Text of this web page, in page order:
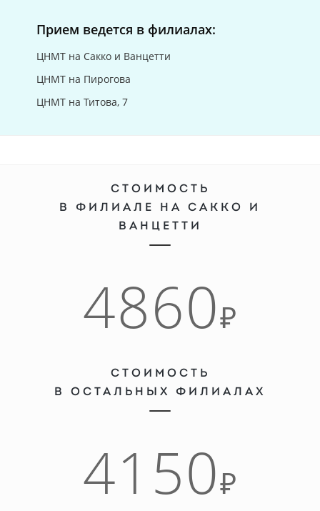
Прием ведется в филиалах:
ЦНМТ на Сакко и Ванцетти
ЦНМТ на Пирогова
ЦНМТ на Титова, 7
СТОИМОСТЬ
В ФИЛИАЛЕ НА САККО И
ВАНЦЕТТИ
4860₽
СТОИМОСТЬ
В ОСТАЛЬНЫХ ФИЛИАЛАХ
4150₽